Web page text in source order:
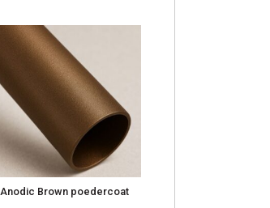
Anodic Brown poedercoat